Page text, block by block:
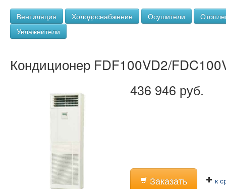
Вентиляция Холодоснабжение Осушители
Увлажнители
Кондиционер FDF100VD2/
436 946 руб.
Заказать к